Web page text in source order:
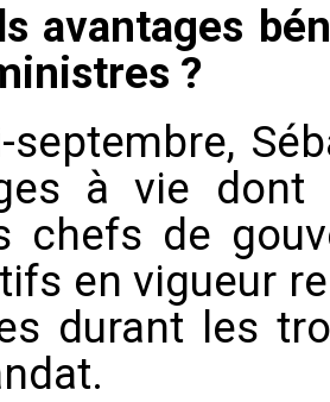
avantages
?
à vie dont
chefs de
en vigueur
durant les